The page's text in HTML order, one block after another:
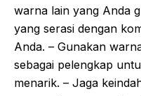
warna lain yang Anda
yang serasi dengan
Anda. – Gunakan
sebagai pelengkap
menarik. – Jaga